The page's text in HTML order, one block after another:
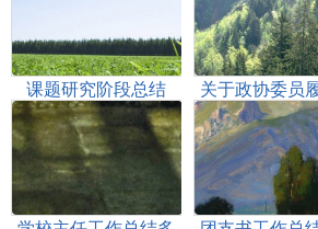
课题研究阶段总结
【精品多篇】
关于政协委员
况的调研报